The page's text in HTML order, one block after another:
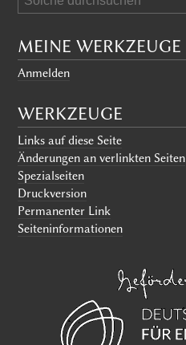
MEINE WERKZEUGE
Anmelden
WERKZEUGE
Links auf diese Seite
Änderungen an verlinkten Seiten
Spezialseiten
Druckversion
Permanenter Link
Seiten­informationen